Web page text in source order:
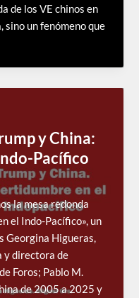
de los VE chinos en
sino un fenómeno que
y China:
Pacífico
la mesa redonda
el Indo-Pacífico», un
Georgina Higueras,
y directora de
Foros; Pablo M.
de 2005 a 2025 y